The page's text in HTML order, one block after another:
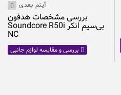
آیتم بعدی
بررسی مشخصات هدفون
بی‌سیم انکر Soundcore R50i
NC
بررسی و مقایسه لوازم جانبی